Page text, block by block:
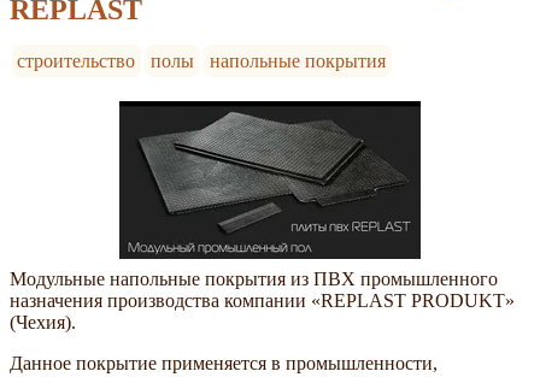
REPLAST
строительство полы напольные покрытия
Модульные напольные покрытия из ПВХ промышленного
назначения производства компании
REPLAST PRODUKT
(Чехия).
Данное покрытие применяется в промышленности,